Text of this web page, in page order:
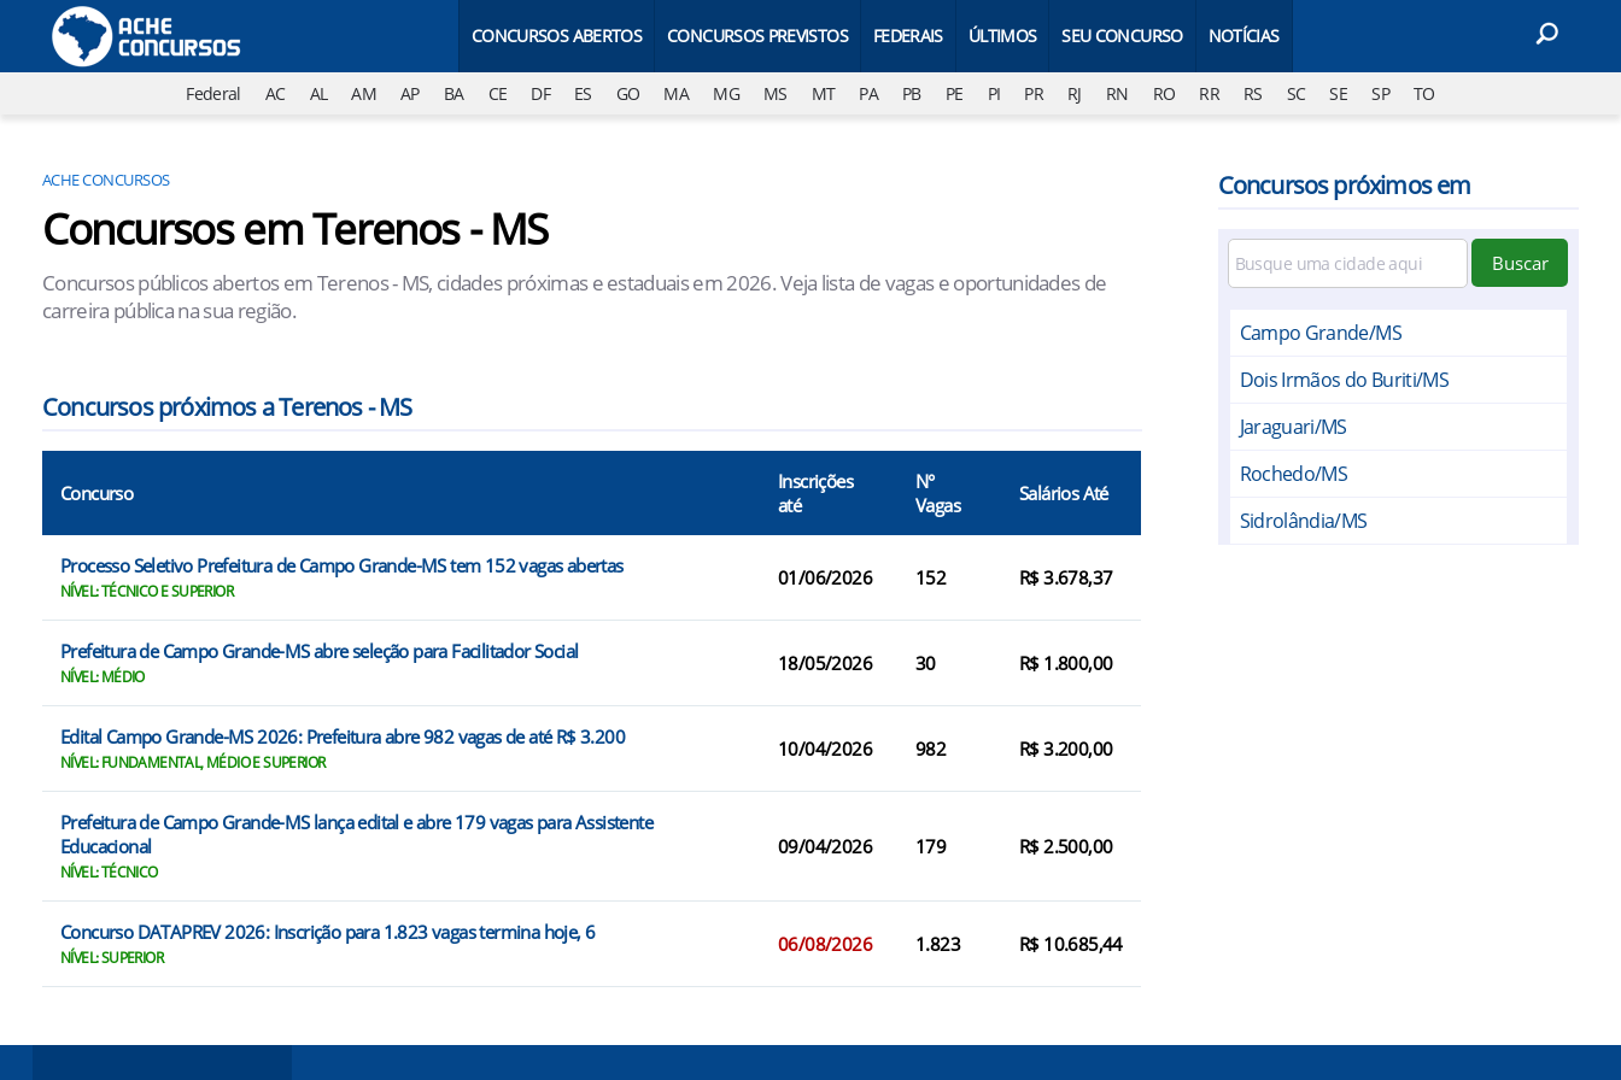
CONCURSOS ABERTOS CONCURSOS PREVISTOS FEDERAIS ÚLTIMOS SEU CONCURSO NOTÍCIAS
Federal AC AL AM AP BA CE DF ES GO MA MG MS MT PA PB PE PI PR RJ RN RO RR RS SC SE SP TO
ACHE CONCURSOS
Concursos em Terenos - MS
Concursos públicos abertos em Terenos - MS, cidades próximas e estaduais em 2026. Veja lista de vagas e oportunidades de
carreira pública na sua região.
Concursos próximos a Terenos - MS
Concurso
Inscrições
até
N°
Vagas
Salários Até
Processo Seletivo Prefeitura de Campo Grande-MS tem 152 vagas abertas
NÍVEL: TÉCNICO E SUPERIOR
01/06/2026 152 R$ 3.678,37
Prefeitura de Campo Grande-MS abre seleção para Facilitador Social
NÍVEL: MÉDIO
18/05/2026 30 R$ 1.800,00
Edital Campo Grande-MS 2026: Prefeitura abre 982 vagas de até R$ 3.200
NÍVEL: FUNDAMENTAL, MÉDIO E SUPERIOR
10/04/2026 982 R$ 3.200,00
Prefeitura de Campo Grande-MS lança edital e abre 179 vagas para Assistente
Educacional
NÍVEL: TÉCNICO
09/04/2026 179 R$ 2.500,00
Concurso DATAPREV 2026: Inscrição para 1.823 vagas termina hoje, 6
NÍVEL: SUPERIOR
06/08/2026 1.823 R$ 10.685,44
Concursos próximos em
Buscar
Campo Grande/MS
Dois Irmãos do Buriti/MS
Jaraguari/MS
Rochedo/MS
Sidrolândia/MS